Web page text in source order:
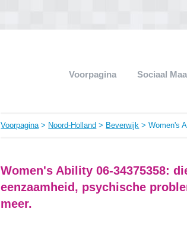
Voorpagina Sociaal
Voorpagina> Noord-Holland > Beverwijk > Women's
Women's Ability 06-34375358:
eenzaamheid, psychische
meer.